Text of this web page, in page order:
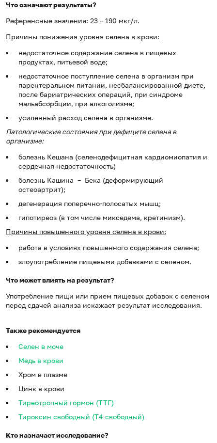
Что означают результаты?
Референсные значения: 23 – 190 мкг/л.
Причины понижения уровня селена в крови:
недостаточное содержание селена в пищевых
продуктах, питьевой воде;
недостаточное поступление селена в организм при
парентеральном питании, несбалансированной диете,
после бариатрических операций, при синдроме
мальабсорбции, при алкоголизме;
усиленный расход селена в организме.
Патологические состояния при дефиците селена в
организме:
болезнь Кешана (селенодефицитная кардиомиопатия и
сердечная недостаточность)
болезнь Кашина – Бека (деформирующий
остеоартрит);
дегенерация поперечно-полосатых мышц;
гипотиреоз (в том числе микседема, кретинизм).
Причины повышенного уровня селена в крови:
работа в условиях повышенного содержания селена;
злоупотребление пищевыми добавками с селеном.
Что может влиять на результат?
Употребление пищи или прием пищевых добавок с селеном
перед сдачей анализа искажает результат исследования.
Также рекомендуется
Селен в моче
Медь в крови
Хром в плазме
Цинк в крови
Тиреотропный гормон (ТТГ)
Тироксин свободный (Т4 свободный)
Кто назначает исследование?